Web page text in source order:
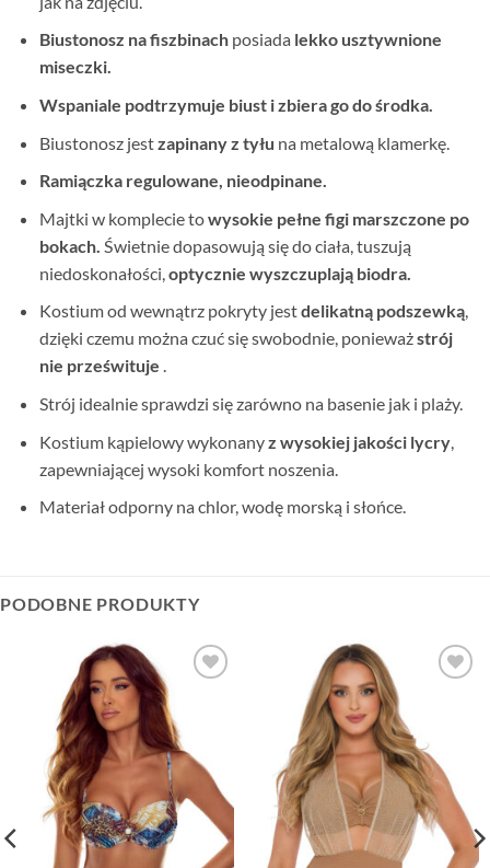
Biustonosz na fiszbinach posiada lekko usztywnione
miseczki.
Wspaniale podtrzymuje biust i zbiera go do środka.
Biustonosz jestzapinany z tyłu na metalową klamerkę.
Ramiączka regulowane, nieodpinane.
Majtki w komplecie towysokie pełne figi marszczone po
bokach. Świetnie dopasowują się do ciała, tuszują
niedoskonałości, optycznie wyszczuplają biodra.
Kostium od wewnątrz pokryty jestdelikatną podszewką,
dzięki czemu można czuć się swobodnie, ponieważstrój
nie prześwituje .
Strój idealnie sprawdzi się zarówno na basenie jak i plaży.
Kostium kąpielowy wykonanyz wysokiej jakości lycry,
zapewniającej wysoki komfort noszenia.
Materiał odporny na chlor, wodę morską i słońce.
PODOBNE PRODUKTY